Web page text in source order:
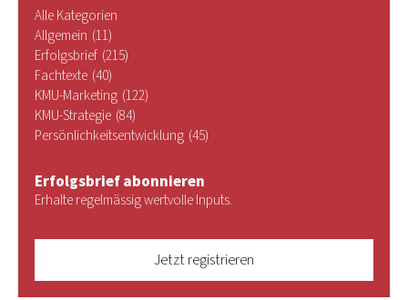
Alle Kategorien
Allgemein (11)
Erfolgsbrief (215)
Fachtexte (40)
KMU-Marketing (122)
KMU-Strategie (84)
Persönlichkeitsentwicklung (45)
Erfolgsbrief abonnieren
Erhalte regelmässig wertvolle Inputs.
Jetzt registrieren